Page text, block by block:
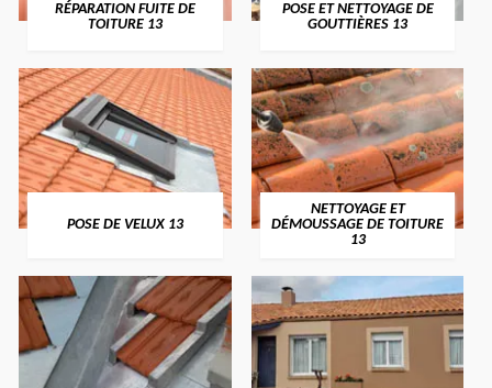
RÉPARATION FUITE DE
TOITURE 13
POSE ET NETTOYAGE DE
GOUTTIÈRES 13
POSE DE VELUX 13
NETTOYAGE ET
DÉMOUSSAGE DE TOITURE
13